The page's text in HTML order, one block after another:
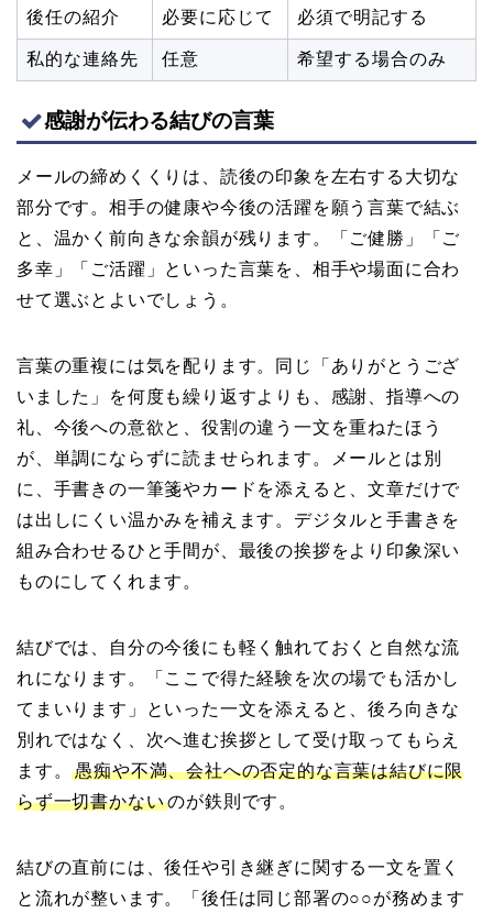
後任の紹介 必要に応じて 必須で明記する
私的な連絡先 任意 希望する場合のみ
感謝が伝わる結びの言葉
メールの締めくくりは、読後の印象を左右する大切な
部分です。相手の健康や今後の活躍を願う言葉で結ぶ
と、温かく前向きな余韻が残ります。「ご健勝」「ご
多幸」「ご活躍」といった言葉を、相手や場面に合わ
せて選ぶとよいでしょう。
言葉の重複には気を配ります。同じ「ありがとうござ
いました」を何度も繰り返すよりも、感謝、指導への
礼、今後への意欲と、役割の違う一文を重ねたほう
が、単調にならずに読ませられます。メールとは別
に、手書きの一筆箋やカードを添えると、文章だけで
は出しにくい温かみを補えます。デジタルと手書きを
組み合わせるひと手間が、最後の挨拶をより印象深い
ものにしてくれます。
結びでは、自分の今後にも軽く触れておくと自然な流
れになります。「ここで得た経験を次の場でも活かし
てまいります」といった一文を添えると、後ろ向きな
別れではなく、次へ進む挨拶として受け取ってもらえ
ます。愚痴や不満、会社への否定的な言葉は結びに限
らず一切書かないのが鉄則です。
結びの直前には、後任や引き継ぎに関する一文を置く
と流れが整います。「後任は同じ部署の○○が務めます